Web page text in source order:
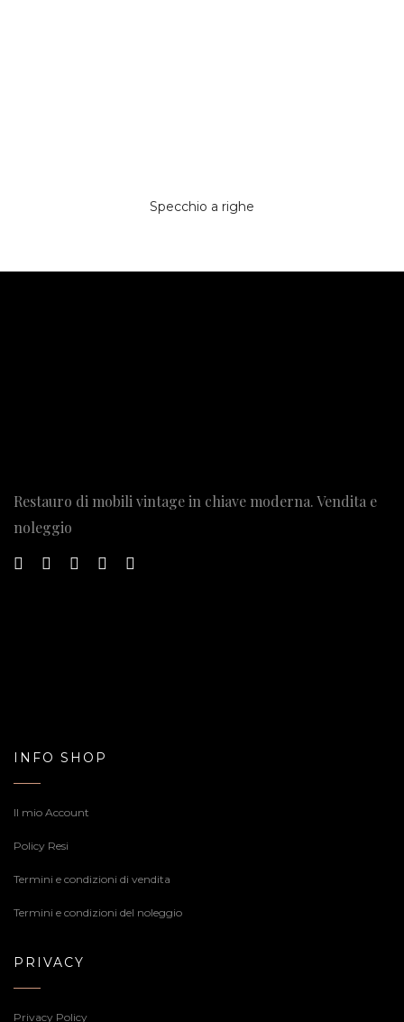
Specchio a righe
Restauro di mobili vintage in chiave moderna. Vendita e
noleggio
INFO SHOP
Il mio Account
Policy Resi
Termini e condizioni di vendita
Termini e condizioni del noleggio
PRIVACY
Privacy Policy